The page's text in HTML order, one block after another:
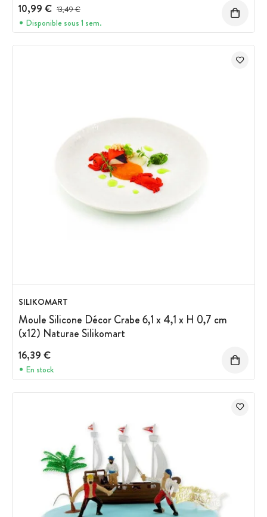
10,99 € Prix avant réduction :
13,49 €
Disponible sous 1 sem.
SILIKOMART
Moule Silicone Décor Crabe 6,1 x 4,1 x H 0,7 cm
(x12) Naturae Silikomart
16,39 €
En stock